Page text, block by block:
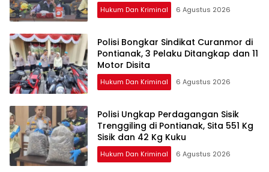
Hukum Dan Kriminal 6 Agustus 2026
Polisi Bongkar Sindikat Curanmor di
Pontianak, 3 Pelaku Ditangkap dan 11
Motor Disita
Hukum Dan Kriminal 6 Agustus 2026
Polisi Ungkap Perdagangan Sisik
Trenggiling di Pontianak, Sita 551 Kg
Sisik dan 42 Kg Kuku
Hukum Dan Kriminal 6 Agustus 2026